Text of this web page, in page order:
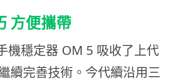
方便攜帶
機穩定器 OM 5 吸收了上代
續完善技術。今代續沿用三